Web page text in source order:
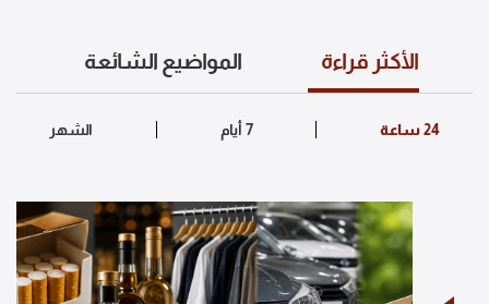
الأكثر قراءة المواضيع الشائعة